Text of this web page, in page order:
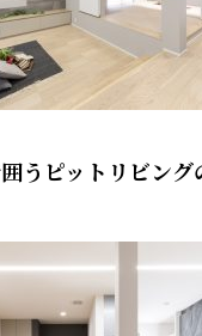
うピットリビング